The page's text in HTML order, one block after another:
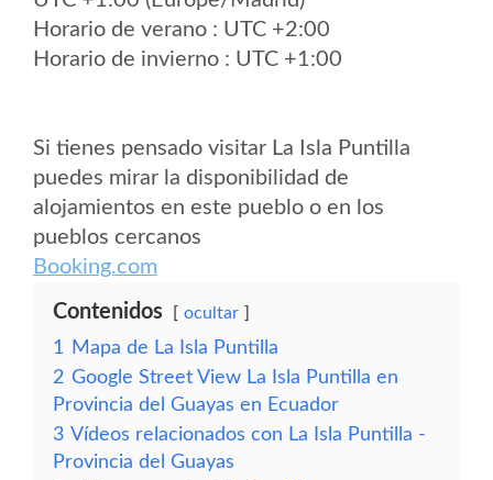
Horario de verano : UTC +2:00
Horario de invierno : UTC +1:00
Si tienes pensado visitar La Isla Puntilla
puedes mirar la disponibilidad de
alojamientos en este pueblo o en los
pueblos cercanos
Booking.com
Contenidos ocultar
1
Mapa de La Isla Puntilla
2 Google Street View La Isla Puntilla en
Provincia del Guayas en Ecuador
3 Vídeos relacionados con La Isla Puntilla -
Provincia del Guayas